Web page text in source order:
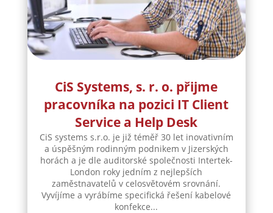
CiS Systems, s. r. o. přijme
pracovníka na pozici IT Client
Service a Help Desk
CiS systems s.r.o. je již téměř 30 let inovativním
a úspěšným rodinným podnikem v Jizerských
horách a je dle auditorské společnosti Intertek-
London roky jedním z nejlepších
zaměstnavatelů v celosvětovém srovnání.
Vyvíjíme a vyrábíme specifická řešení kabelové
konfekce...